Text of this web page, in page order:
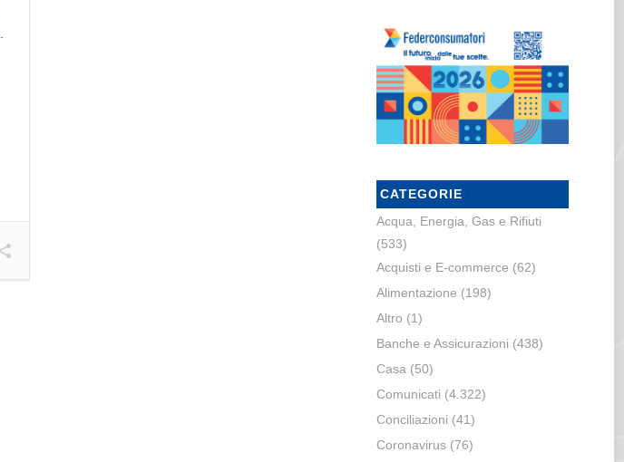
CATEGORIE
Acqua, Energia, Gas e Rifiuti
(533)
Acquisti e E-commerce (62)
Alimentazione (198)
Altro (1)
Banche e Assicurazioni (438)
Casa (50)
Comunicati (4.322)
Conciliazioni (41)
Coronavirus(76)